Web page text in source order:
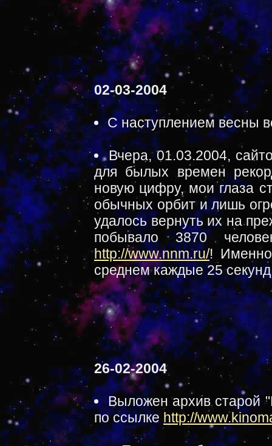
02-03-2004
С наступлением весны
Вчера, 01.03.2004,
для былых времен
новую цифру, мои глаза
обычных орбит и лишь
удалось вернуть их на
побывало 3870
http://www.nnm.ru/!
среднем каждые 25
26-02-2004
Выложен архив старой
по ссылке http://